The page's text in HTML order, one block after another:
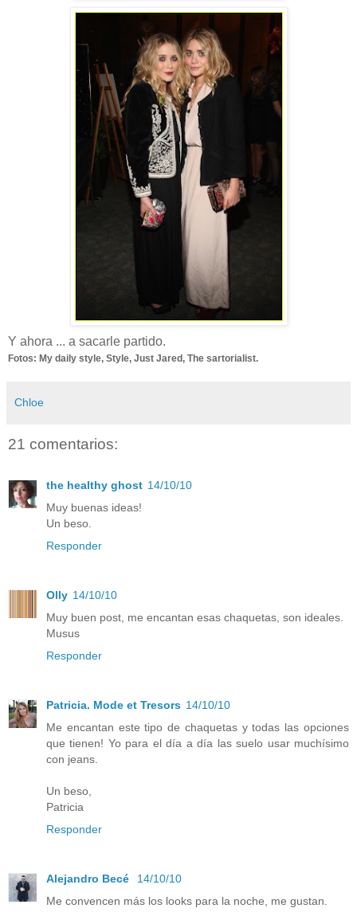
Y ahora ... a sacarle partido.
Fotos: My daily style, Style, Just Jared, The sartorialist.
Chloe
21 comentarios:
the healthy ghost 14/10/10
Muy buenas ideas!
Un beso.
Responder
Olly 14/10/10
Muy buen post, me encantan esas chaquetas, son ideales.
Musus
Responder
Patricia. Mode et Tresors 14/10/10
Me encantan este tipo de chaquetas y todas las opciones
que tienen! Yo para el día a día las suelo usar muchísimo
con jeans.
Un beso,
Patricia
Responder
Alejandro Becé
14/10/10
Me convencen más los looks para la noche, me gustan.